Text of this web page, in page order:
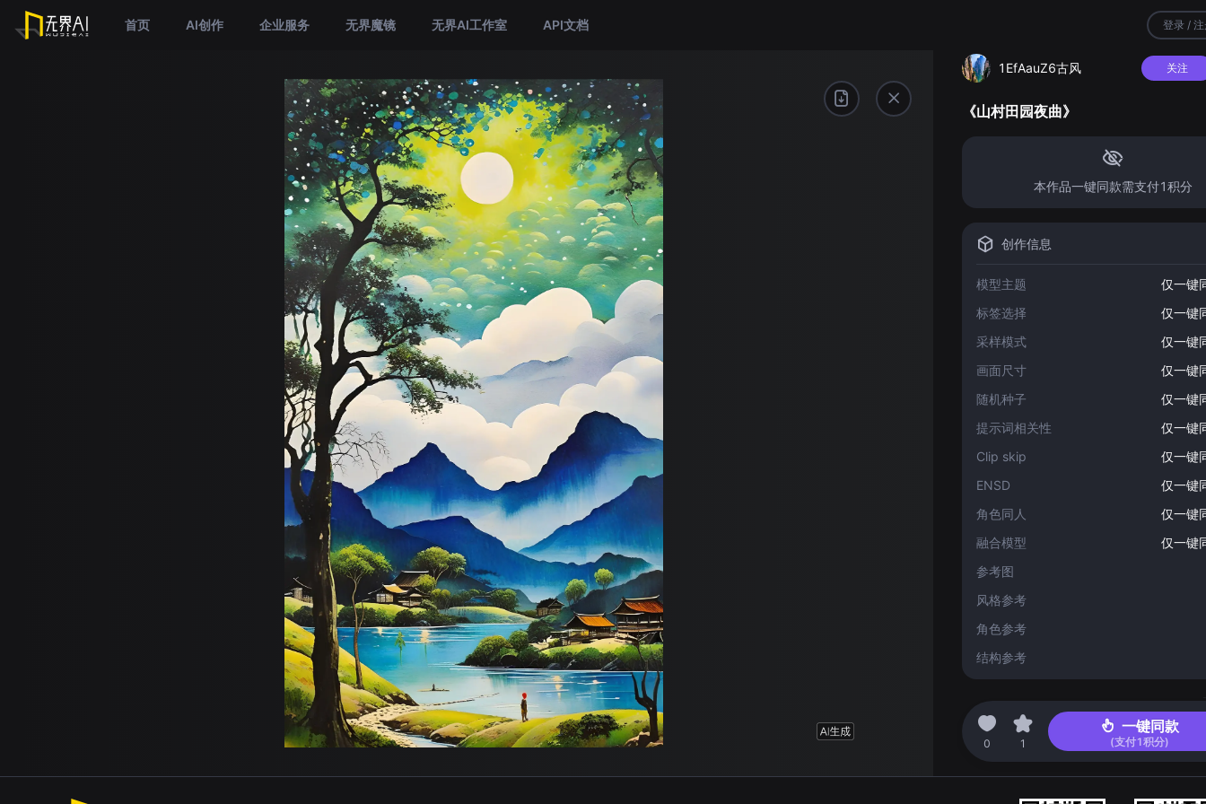
首页 AI创作 企业服务 无界魔镜 无界AI工作室 API文档 登录 /
1EfAauZ6古风 关注
《山村田园夜曲》
本作品一键同款需支付1积分
创作信息
模型主题
仅一键
标签选择
仅一键
采样模式
仅一键
画面尺寸
仅一键
随机种子
仅一键
提示词相关性
仅一键
Clip skip
仅一键
ENSD
仅一键
角色同人
仅一键
融合模型
仅一键
参考图
风格参考
角色参考
结构参考
2024-07-21 07:32
0 1
一键同款
(支付1积分)